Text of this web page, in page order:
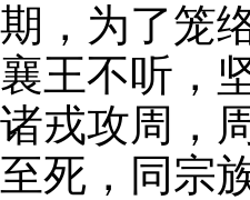
期，为了笼
襄王不听，
诸戎攻周，
至死，同宗